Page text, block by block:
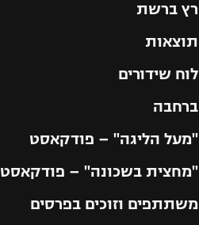
רץ ברשת
תוצאות
לוח שידורים
ברחבה
"מעל הליגה" – פודקאסט
"מחצית בשכונה" – פודקאסט
משתתפים וזוכים בפרסים